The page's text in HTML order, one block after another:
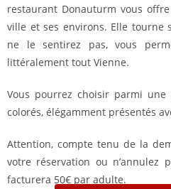
restaurant Donauturm vous
ville et ses environs. Elle tourne
ne le sentirez pas, vous
littéralement tout Vienne.
Vous pourrez choisir parmi
colorés, élégamment présentés
Attention, compte tenu de la
votre réservation ou n’annulez
facturera 50€ par adulte.